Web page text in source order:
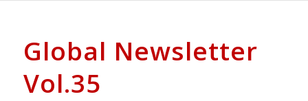
Global Newsletter
Vol.35